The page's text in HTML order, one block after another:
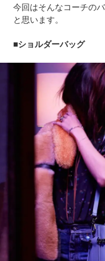
今回はそんなコーチの
と思います。
■ショルダーバッグ